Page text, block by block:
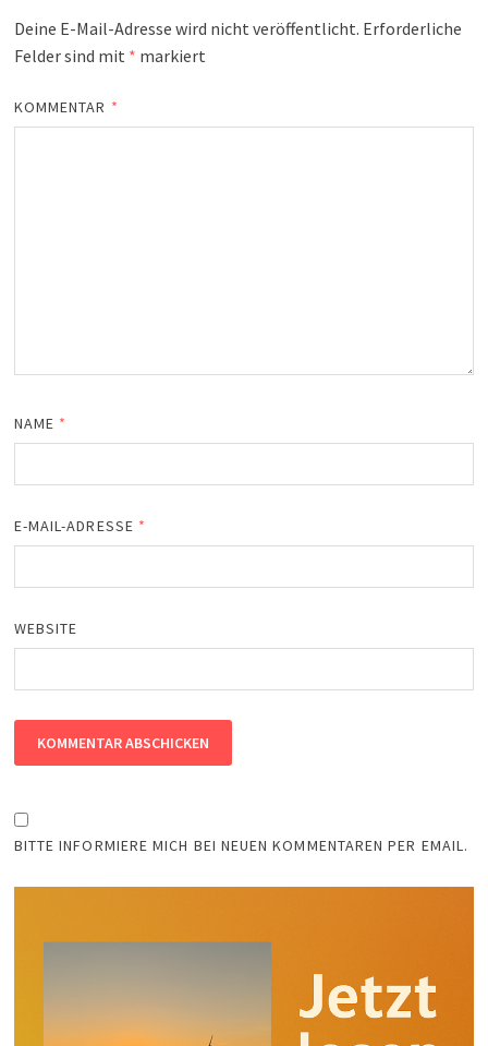
Deine E-Mail-Adresse wird nicht veröffentlicht. Erforderliche
Felder sind mit * markiert
KOMMENTAR *
NAME *
E-MAIL-ADRESSE *
WEBSITE
BITTE INFORMIERE MICH BEI NEUEN KOMMENTAREN PER EMAIL.